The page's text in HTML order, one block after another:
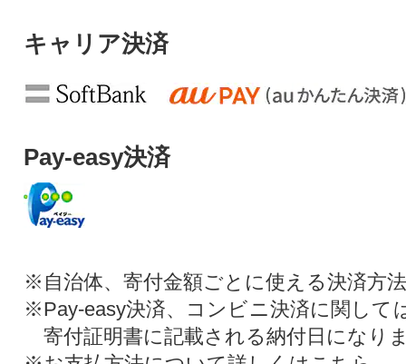
キャリア決済
Pay-easy決済
※自治体、寄付金額ごとに使える決済方
※Pay-easy決済、コンビニ決済に関して
寄付証明書に記載される納付日になり